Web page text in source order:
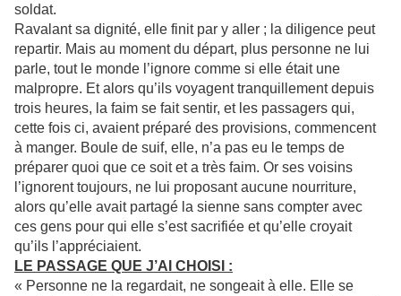
soldat.
Ravalant sa dignité, elle finit par y aller ; la diligence peut
repartir. Mais au moment du départ, plus personne ne lui
parle, tout le monde l’ignore comme si elle était une
malpropre. Et alors qu’ils voyagent tranquillement depuis
trois heures, la faim se fait sentir, et les passagers qui,
cette fois ci, avaient préparé des provisions, commencent
à manger. Boule de suif, elle, n’a pas eu le temps de
préparer quoi que ce soit et a très faim. Or ses voisins
l’ignorent toujours, ne lui proposant aucune nourriture,
alors qu’elle avait partagé la sienne sans compter avec
ces gens pour qui elle s’est sacrifiée et qu’elle croyait
qu’ils l’appréciaient.
LE PASSAGE QUE J’AI CHOISI :
« Personne ne la regardait, ne songeait à elle. Elle se